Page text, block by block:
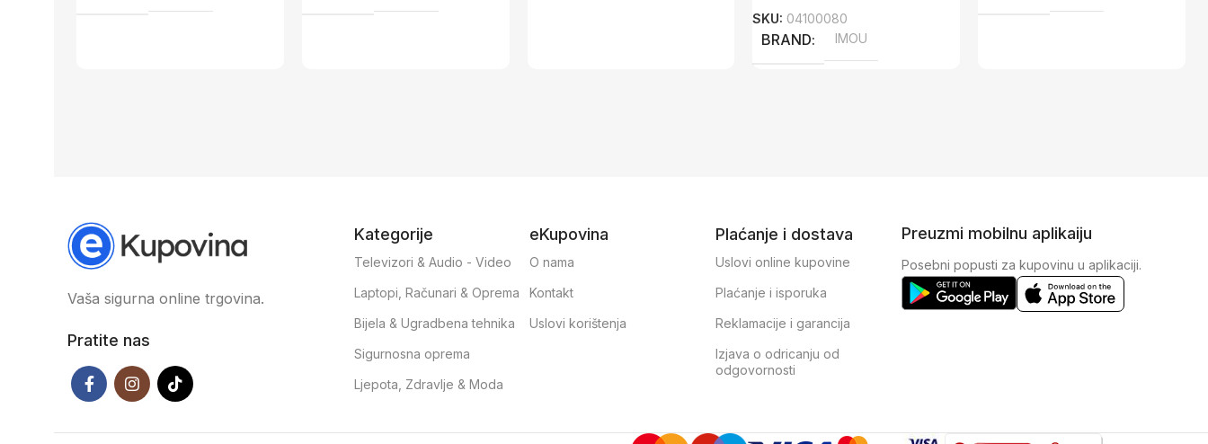
SKU: 04100080
BRAND IMOU
Vaša sigurna online trgovina.
Pratite nas
Kategorije
Televizori & Audio - Video
Laptopi, Računari & Oprema
Bijela & Ugradbena tehnika
Sigurnosna oprema
Ljepota, Zdravlje & Moda
eKupovina
O nama
Kontakt
Uslovi korištenja
Plaćanje i dostava
Uslovi online kupovine
Plaćanje i isporuka
Reklamacije i garancija
Izjava o odricanju od
odgovornosti
Preuzmi mobilnu aplikaiju
Posebni popusti za kupovinu u aplikaciji.